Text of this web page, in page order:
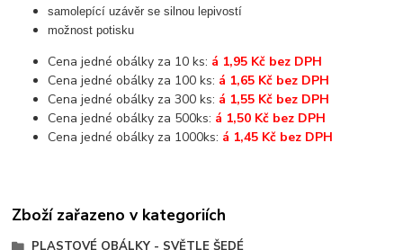
samolepící uzávěr se silnou lepivostí
možnost potisku
Cena jedné obálky za 10 ks: á 1,95 Kč bez DPH
Cena jedné obálky za 100 ks: á 1,65 Kč bez DPH
Cena jedné obálky za 300 ks: á 1,55 Kč bez DPH
Cena jedné obálky za 500ks: á 1,50 Kč bez DPH
Cena jedné obálky za 1000ks: á 1,45 Kč bez DPH
Zboží zařazeno v kategoriích
PLASTOVÉ OBÁLKY - SVĚTLE ŠEDÉ